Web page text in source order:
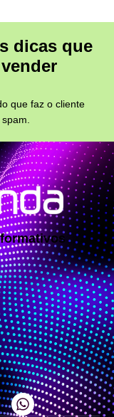
dicas que
que faz o cliente